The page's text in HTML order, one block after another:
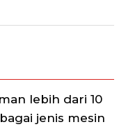
lebih dari 10
jenis mesin